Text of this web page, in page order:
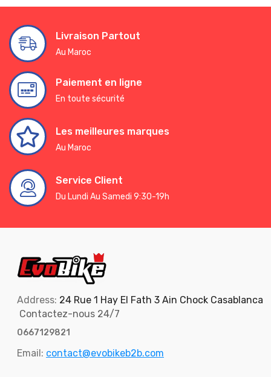
Livraison Partout
Au Maroc
Paiement en ligne
En toute sécurité
Les meilleures marques
Au Maroc
Service Client
Du Lundi Au Samedi 9:30-19h
Address: 24 Rue 1 Hay El Fath 3 Ain Chock Casablanca
Contactez-nous 24/7
0667129821
Email: contact@evobikeb2b.com